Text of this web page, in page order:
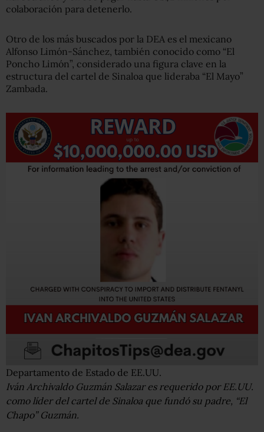
colaboración para detenerlo.
Otro de los más buscados por la DEA es el mexicano
Alfonso Limón-Sánchez, también conocido como “El
Poncho Limón”, considerado una figura clave en la
estructura del cartel de Sinaloa que lideraba “El Mayo”
Zambada.
Departamento de Estado de EE.UU.
Iván Archivaldo Guzmán Salazar es requerido por EE.UU.
como líder del cartel de Sinaloa que fundó su padre, “El
Chapo” Guzmán.